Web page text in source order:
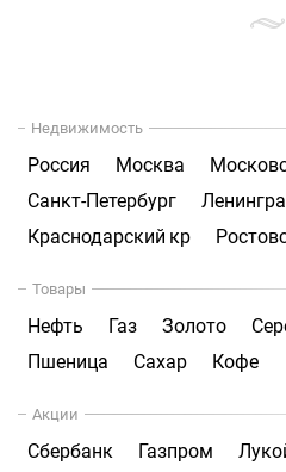
Недвижимость
Россия Москва
Санкт-Петербург
Краснодарский кр
Товары
Нефть Газ Золото
Пшеница
Сахар Кофе
Акции
Сбербанк Газпром